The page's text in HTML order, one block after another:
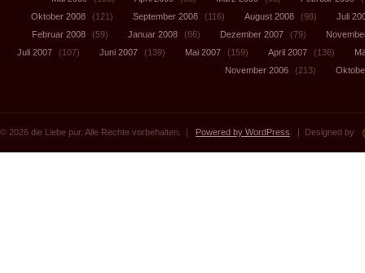
Oktober 2008
(121) September 2008 (116) August 2008 (98)
Juli
Februar 2008
(59) Januar 2008 (86) Dezember 2007 (79)
Juli 2007
(107) Juni 2007 (139) Mai 2007 (159) April 2007 (136)
November 2006
(213)
© 2026 die Liebe pur. Alle Rechte vorbehalten. | Powered by WordPress | Designed by